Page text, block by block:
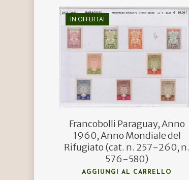
IN OFFERTA!
€
23,90
Francobolli Paraguay, Anno
1960, Anno Mondiale del
Rifugiato (cat. n. 257-260, n.
576-580)
AGGIUNGI AL CARRELLO